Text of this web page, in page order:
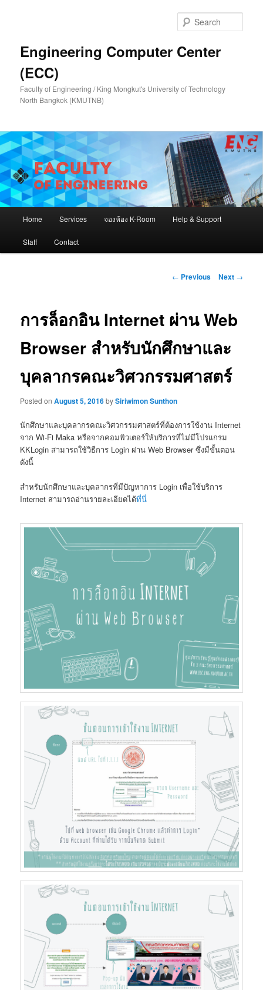
Engineering Computer Center
(ECC)
Faculty of Engineering / King Mongkut's University of Technology
North Bangkok (KMUTNB)
Home Services จองห้อง K-Room Help & Support
Staff Contact
Post
← Previous Next →
การล็อกอิน Internet ผ่าน Web
Browser สำหรับนักศึกษาและ
บุคลากรคณะวิศวกรรมศาสตร์
Posted onAugust 5, 2016bySiriwimon Sunthon
นักศึกษาและบุคลากรคณะวิศวกรรมศาสตร์ที่ต้องการใช้งาน Internet
จาก Wi-Fi Maka หรือจากคอมพิวเตอร์ให้บริการที่ไม่มีโปรแกรม
KKLogin สามารถใช้วิธีการ Login ผ่าน Web Browser ซึ่งมีขั้นตอน
ดังนี้
สำหรับนักศึกษาและบุคลากรที่มีปัญหาการ Login เพื่อใช้บริการ
Internet สามารถอ่านรายละเอียดได้ที่นี่